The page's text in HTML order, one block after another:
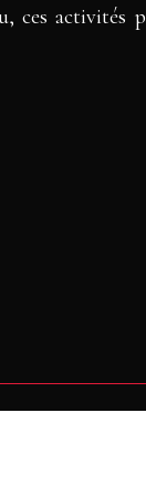
ces activités